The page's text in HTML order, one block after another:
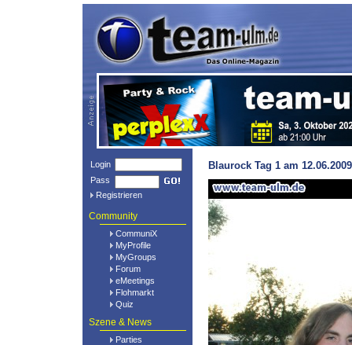
Login
Pass
Registrieren
Community
CommuniX
MyProfile
MyGroups
Forum
eMeetings
Flohmarkt
Quiz
Szene & News
Parties
Blaurock Tag 1 am